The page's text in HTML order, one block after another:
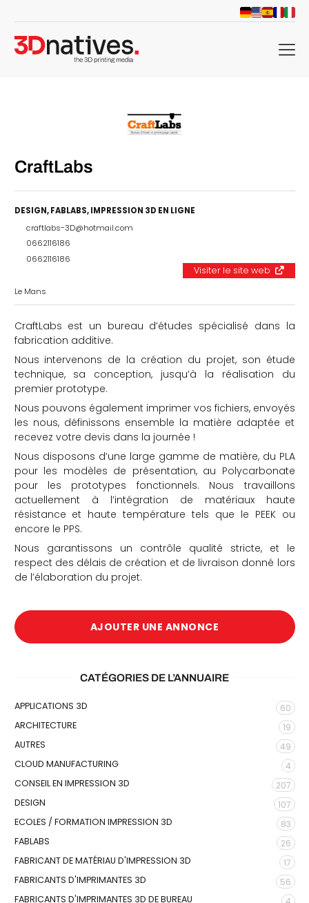
menu
CraftLabs
DESIGN,FABLABS,IMPRESSION 3D EN LIGNE
craftlabs-3D@hotmail.com
0662116186
0662116186
Visiter le site web
Le Mans
CraftLabs est un bureau d’études spécialisé dans la
fabrication additive.
Nous intervenons de la création du projet, son étude
technique, sa conception, jusqu’à la réalisation du
premier prototype.
Nous pouvons également imprimer vos fichiers, envoyés
les nous, définissons ensemble la matière adaptée et
recevez votre devis dans la journée !
Nous disposons d’une large gamme de matière, du PLA
pour les modèles de présentation, au Polycarbonate
pour les prototypes fonctionnels. Nous travaillons
actuellement à l’intégration de matériaux haute
résistance et haute température tels que le PEEK ou
encore le PPS.
Nous garantissons un contrôle qualité stricte, et le
respect des délais de création et de livraison donné lors
de l’élaboration du projet.
AJOUTER UNE ANNONCE
CATÉGORIES DE L’ANNUAIRE
APPLICATIONS 3D
60
ARCHITECTURE
19
AUTRES
49
CLOUD MANUFACTURING
4
CONSEIL EN IMPRESSION 3D
207
DESIGN
107
ECOLES / FORMATION IMPRESSION 3D
83
FABLABS
26
FABRICANT DE MATÉRIAU D'IMPRESSION 3D
17
FABRICANTS D'IMPRIMANTES 3D
56
FABRICANTS D'IMPRIMANTES 3D DE BUREAU